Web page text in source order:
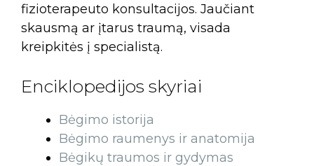
fizioterapeuto konsultacijos. Jaučiant
skausmą ar įtarus traumą, visada
kreipkitės į specialistą.
Enciklopedijos skyriai
Bėgimo istorija
Bėgimo raumenys ir anatomija
Bėgikų traumos ir gydymas